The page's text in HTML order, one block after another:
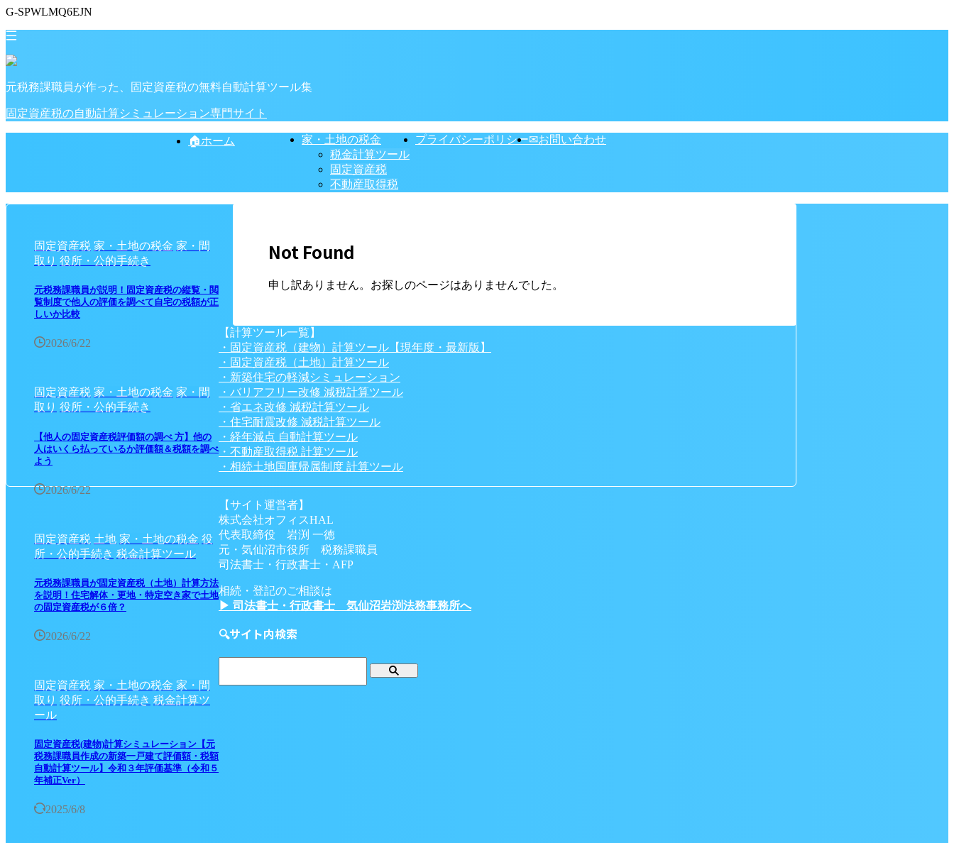
G-SPWLMQ6EJN
元税務課職員が作った、固定資産税の無料自動計算ツール集
固定資産税の自動計算シミュレーション専門サイト
🏠ホーム
家・土地の税金
税金計算ツール
固定資産税
不動産取得税
プライバシーポリシー✉お問い合わせ
Not Found
申し訳ありません。お探しのページはありませんでした。
固定資産税 家・土地の税金 家・間
取り 役所・公的手続き
元税務課職員が説明！固定資産税の縦覧・閲
覧制度で他人の評価を調べて自宅の税額が正
しいか比較
2026/6/22
固定資産税 家・土地の税金 家・間
取り 役所・公的手続き
【他人の固定資産税評価額の調べ 方】他の
人はいくら払っているか評価額＆税額を調べ
よう
2026/6/22
固定資産税 土地 家・土地の税金 役
所・公的手続き 税金計算ツール
元税務課職員が固定資産税（土地）計算方法
を説明！住宅解体・更地・特定空き家で土地
の固定資産税が６倍？
2026/6/22
固定資産税 家・土地の税金 家・間
取り 役所・公的手続き 税金計算ツ
ール
固定資産税(建物)計算シミュレーション【元
税務課職員作成の新築一戸建て評価額・税額
自動計算ツール】令和３年評価基準（令和５
年補正Ver）
2025/6/8
【計算ツール一覧】
・固定資産税（建物）計算ツール【現年度・最新版】
・固定資産税（土地）計算ツール
・新築住宅の軽減シミュレーション
・バリアフリー改修 減税計算ツール
・省エネ改修 減税計算ツール
・住宅耐震改修 減税計算ツール
・経年減点 自動計算ツール
・不動産取得税 計算ツール
・相続土地国庫帰属制度 計算ツール
【サイト運営者】
株式会社オフィスHAL
代表取締役 岩渕 一徳
元・気仙沼市役所 税務課職員
司法書士・行政書士・AFP
相続・登記のご相談は
▶ 司法書士・行政書士 気仙沼岩渕法務事務所へ
🔍サイト内検索